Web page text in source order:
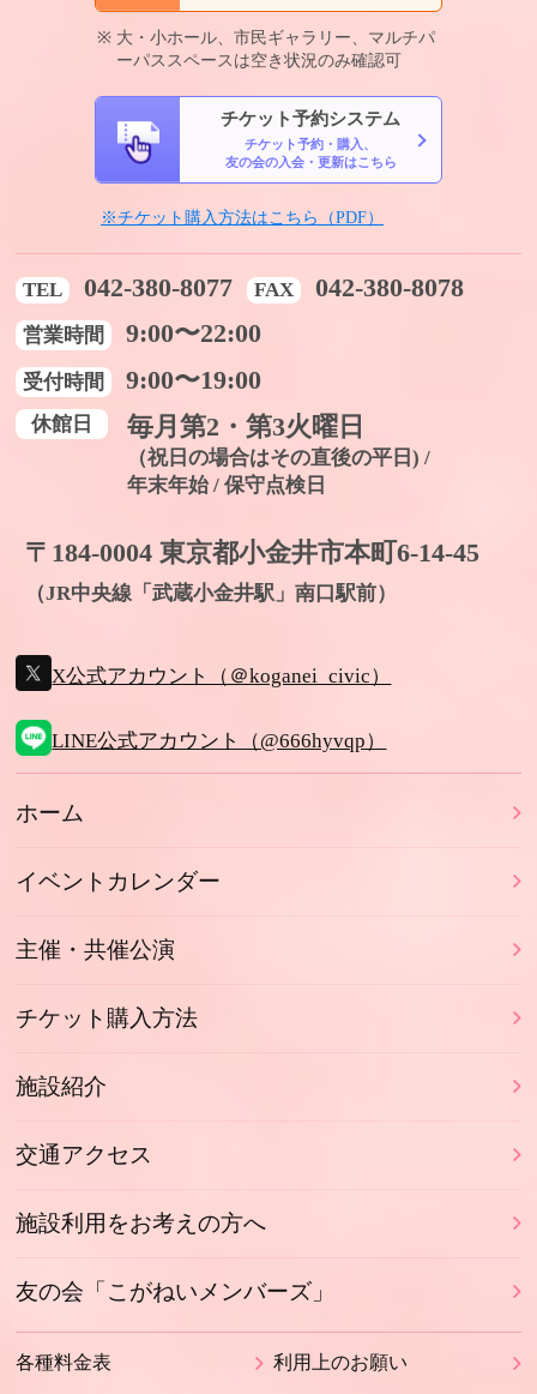
大・小ホール、市民ギャラリー、マルチパ
ーパススペースは空き状況のみ確認可
チケット予約システム
チケット予約・購入、
友の会の入会・更新はこちら
※チケット購入方法はこちら（PDF）
TEL 042-380-8077 FAX 042-380-8078
営業時間 9:00〜22:00
受付時間 9:00〜19:00
休館日 毎月第2・第3火曜日
（祝日の場合はその直後の平日) /
年末年始 / 保守点検日
〒184-0004 東京都小金井市本町6-14-45
（JR中央線「武蔵小金井駅」南口駅前）
X公式アカウント（＠koganei_civic）
LINE公式アカウント（@666hyvqp）
ホーム
イベントカレンダー
主催・共催公演
チケット購入方法
施設紹介
交通アクセス
施設利用をお考えの方へ
友の会「こがねいメンバーズ」
各種料金表 利用上のお願い